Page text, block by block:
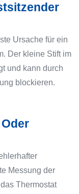
Ursache für ein
Der kleine Stift im
und kann durch
blockieren.
Messung der
Thermostat